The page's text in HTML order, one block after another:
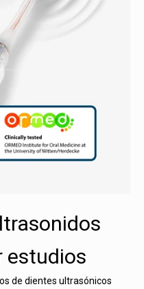
estudios
de dientes ultrasónicos